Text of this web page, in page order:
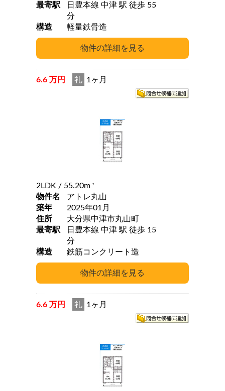
最寄駅
日豊本線 中津 駅 徒歩 55
分
構造
軽量鉄骨造
6.6 万円 礼 1ヶ月
2LDK / 55.20m 2
物件名
アトレ丸山
築年
2025年01月
住所
大分県中津市丸山町
最寄駅
日豊本線 中津 駅 徒歩 15
分
構造
鉄筋コンクリート造
6.6 万円 礼 1ヶ月